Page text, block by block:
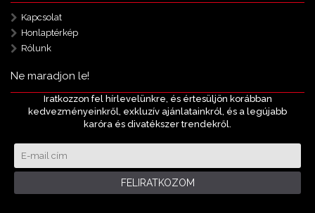
Kapcsolat
Honlaptérkép
Rólunk
Ne maradjon le!
Iratkozzon fel hírlevelünkre, és értesüljön korábban
kedvezményeinkről, exkluzív ajánlatainkról, és a legújabb
karóra és divatékszer trendekről.
FELIRATKOZOM